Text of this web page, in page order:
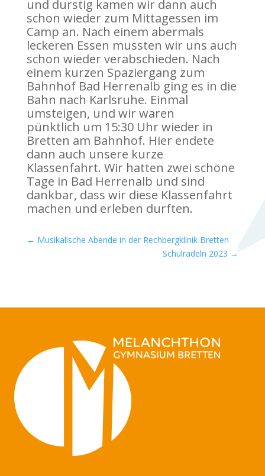
und durstig kamen wir dann auch
schon wieder zum Mittagessen im
Camp an. Nach einem abermals
leckeren Essen mussten wir uns auch
schon wieder verabschieden. Nach
einem kurzen Spaziergang zum
Bahnhof Bad Herrenalb ging es in die
Bahn nach Karlsruhe. Einmal
umsteigen, und wir waren
pünktlich um 15:30 Uhr wieder in
Bretten am Bahnhof. Hier endete
dann auch unsere kurze
Klassenfahrt. Wir hatten zwei schöne
Tage in Bad Herrenalb und sind
dankbar, dass wir diese Klassenfahrt
machen und erleben durften.
← Musikalische Abende in der Rechbergklinik Bretten
Schulradeln 2023 →